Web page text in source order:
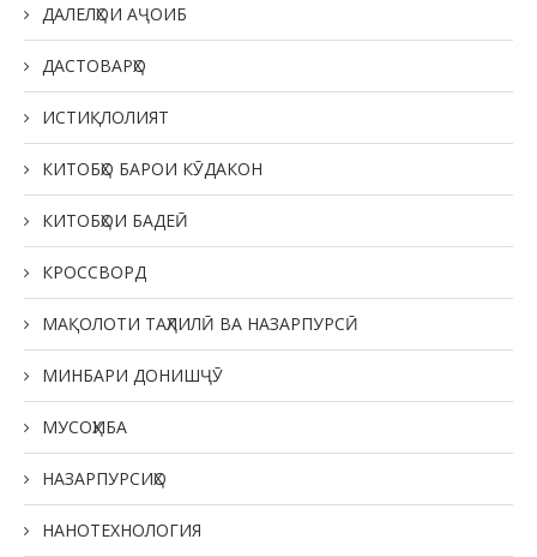
ДАЛЕЛҲОИ АҶОИБ
ДАСТОВАРҲО
ИСТИҚЛОЛИЯТ
КИТОБҲО БАРОИ КӮДАКОН
КИТОБҲОИ БАДЕӢ
КРОССВОРД
МАҚОЛОТИ ТАҲЛИЛӢ ВА НАЗАРПУРСӢ
МИНБАРИ ДОНИШҶӮ
МУСОҲИБА
НАЗАРПУРСИҲО
НАНОТЕХНОЛОГИЯ